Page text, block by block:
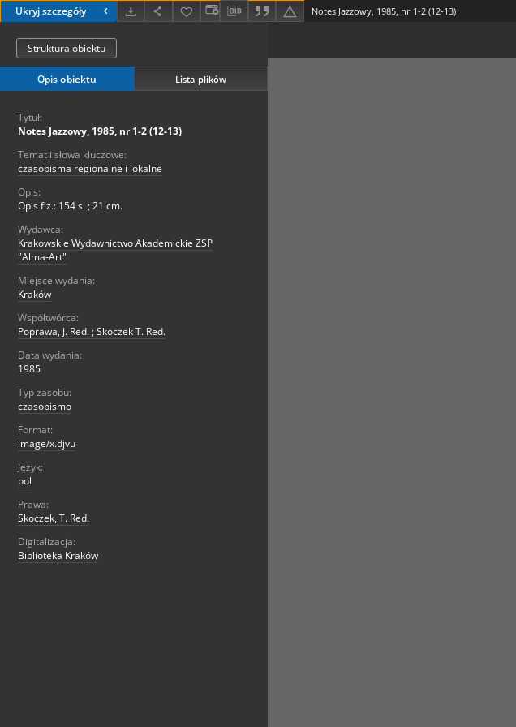
Ukryj szczegóły Notes Jazzowy, 1985, nr 1-2 (12-13)
Struktura obiektu
Opis obiektu Lista plików
Tytuł:
Notes Jazzowy, 1985, nr 1-2 (12-13)
Temat i słowa kluczowe:
czasopisma regionalne i lokalne
Opis:
Opis fiz.: 154 s. ; 21 cm.
Wydawca:
Krakowskie Wydawnictwo Akademickie ZSP
"Alma-Art"
Miejsce wydania:
Kraków
Współtwórca:
Poprawa, J. Red. ; Skoczek T. Red.
Data wydania:
1985
Typ zasobu:
czasopismo
Format:
image/x.djvu
Język:
pol
Prawa:
Skoczek, T. Red.
Digitalizacja:
Biblioteka Kraków